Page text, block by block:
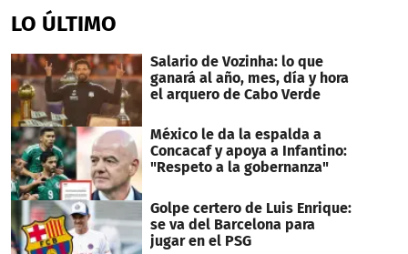
of
22
LO ÚLTIMO
Salario de Vozinha: lo que
ganará al año, mes, día y hora
el arquero de Cabo Verde
México le da la espalda a
Concacaf y apoya a Infantino:
"Respeto a la gobernanza"
Golpe certero de Luis Enrique:
se va del Barcelona para
jugar en el PSG